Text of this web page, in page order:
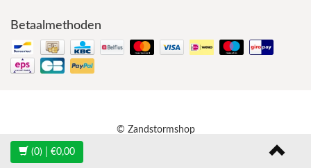
Betaalmethoden
© Zandstormshop
(0) | €0,00